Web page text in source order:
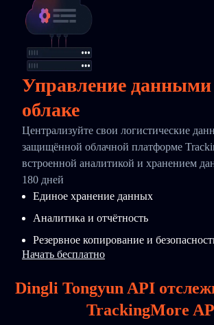
Управление
облаке
Централизуйте свои логистические
защищённой облачной платформе
встроенной аналитикой и хранением
180 дней
Единое хранение данных
Аналитика и отчётность
Резервное копирование и
Начать бесплатно
Dingli Tongyun API
TrackingMore